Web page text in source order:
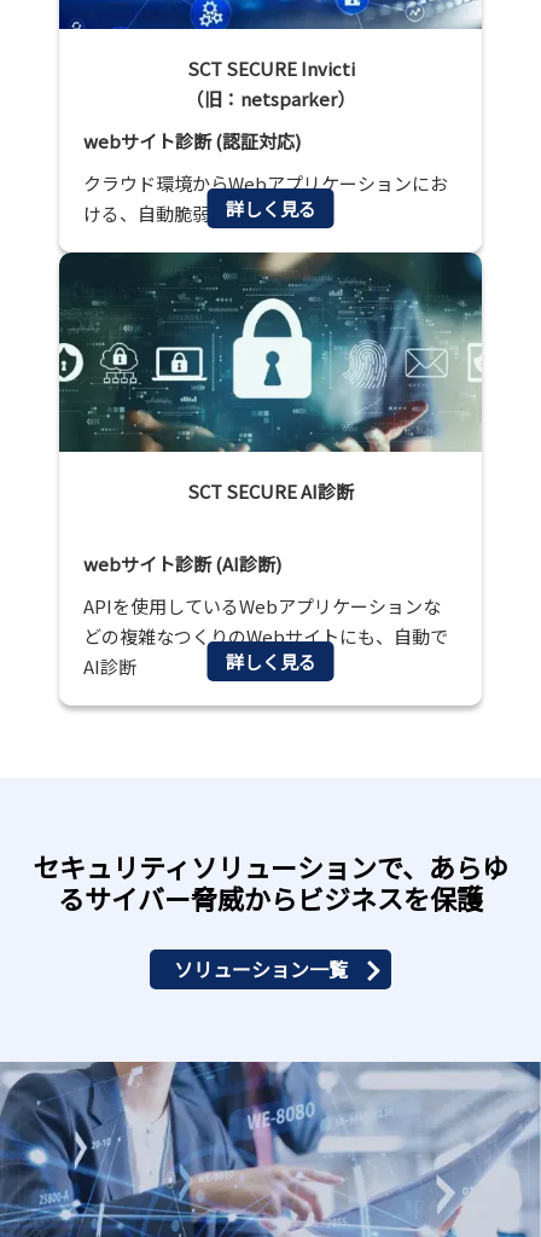
SCT SECURE Invicti
（旧：netsparker）
webサイト診断 (認証対応)
クラウド環境からWebアプリケーションにお
ける、自動脆弱性診断ツール
詳しく見る
SCT SECURE AI診断
webサイト診断 (AI診断)
APIを使用しているWebアプリケーションな
どの複雑なつくりのWebサイトにも、自動で
AI診断
詳しく見る
セキュリティソリューションで、あらゆ
るサイバー脅威からビジネスを保護
ソリューション一覧